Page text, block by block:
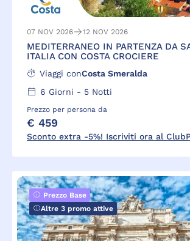
07 NOV 2026 12 NOV 2026
MEDITERRANEO IN PARTENZA DA
ITALIA CON COSTA CROCIERE
Viaggi conCosta Smeralda
6 Giorni - 5Notti
Prezzo per persona da
€ 459
Sconto extra -5%! Iscriviti ora al
Prezzo Base
Altre 3 promo attive